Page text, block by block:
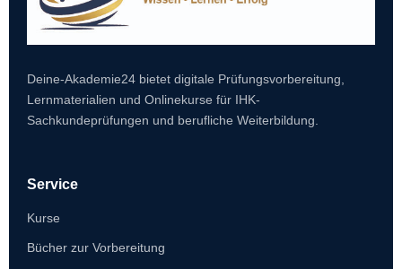
Deine-Akademie24 bietet digitale Prüfungsvorbereitung,
Lernmaterialien und Onlinekurse für IHK-
Sachkundeprüfungen und berufliche Weiterbildung.
Service
Kurse
Bücher zur Vorbereitung